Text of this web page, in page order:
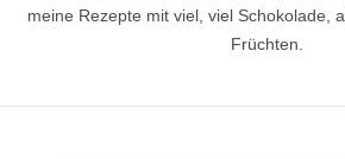
meine Rezepte mit viel, viel Schokolade,
Früchten.